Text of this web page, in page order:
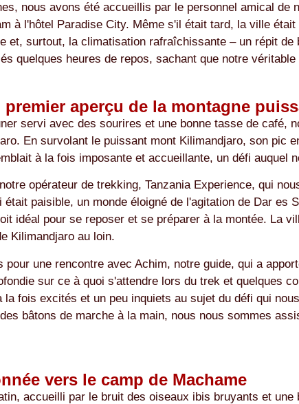
nous avons été accueillis par le personnel amical de
à l'hôtel Paradise City. Même s'il était tard, la ville
et, surtout, la climatisation rafraîchissante – un répit de
quelques heures de repos, sachant que notre
aperçu de la montagne
servi avec des sourires et une bonne tasse de café,
En survolant le puissant mont Kilimandjaro, son pic
à la fois imposante et accueillante, un défi auquel
opérateur de trekking, Tanzania Experience, qui
paisible, un monde éloigné de l'agitation de Dar es
idéal pour se reposer et se préparer à la montée. La
Kilimandjaro au loin.
une rencontre avec Achim, notre guide, qui a
sur ce à quoi s'attendre lors du trek et quelques
fois excités et un peu inquiets au sujet du défi qui
bâtons de marche à la main, nous nous sommes
vers le camp de Machame
accueilli par le bruit des oiseaux ibis bruyants et une